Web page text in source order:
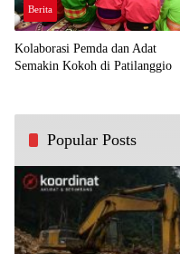
Berita
Kolaborasi Pemda dan Adat
Semakin Kokoh di Patilanggio
Popular Posts